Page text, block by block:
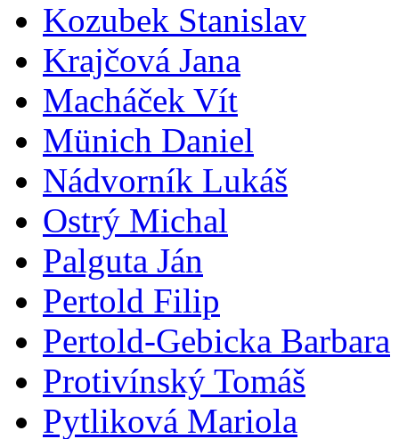
Kozubek Stanislav
Krajčová Jana
Macháček Vít
Münich Daniel
Nádvorník Lukáš
Ostrý Michal
Palguta Ján
Pertold Filip
Pertold-Gebicka Barbara
Protivínský Tomáš
Pytliková Mariola